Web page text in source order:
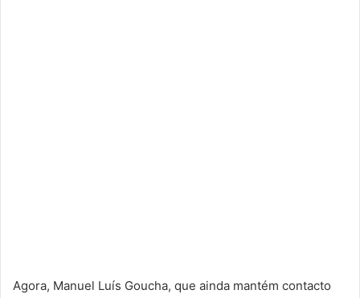
Agora, Manuel Luís Goucha, que ainda mantém contacto